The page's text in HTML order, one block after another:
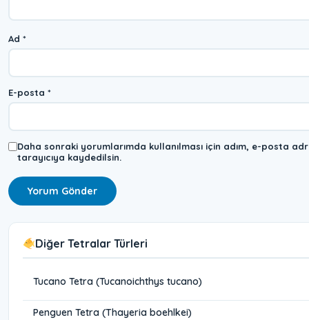
Ad *
E-posta *
Daha sonraki yorumlarımda kullanılması için adım, e-posta
tarayıcıya kaydedilsin.
Diğer Tetralar Türleri
Tucano Tetra (Tucanoichthys tucano)
Penguen Tetra (Thayeria boehlkei)